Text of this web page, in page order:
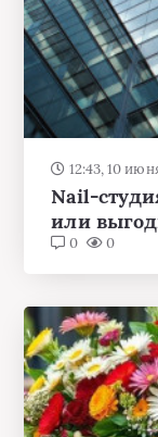
12:43, 10
Nail-
или
0 0